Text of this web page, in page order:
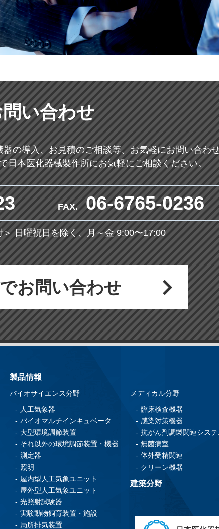
い合わせ
の導入、お見積のご相談等、お気軽にお問い合わ
日本医化器械製作所にお気軽にご相談ください。
FAX. 06-6765-0236
＞ 日曜祝日を除く、月～金 9:00〜17:00
お問い合わせ
製品情報
バイオサイエンス分野
人工気象器
バイオマルチインキュベータ
大型環境調節装置
それ以外の環境調節装置・機器
測定器
照明
屋内型人工気象ユニット
屋外型人工気象ユニット
光照射試験器
実験動物飼育装置・施設
局所排気装置
メディカル分野
臨床検査機器
感染対策機器
抗がん剤調製関連システ
無菌病室
体外受精関連
クリーン機器
建築分野